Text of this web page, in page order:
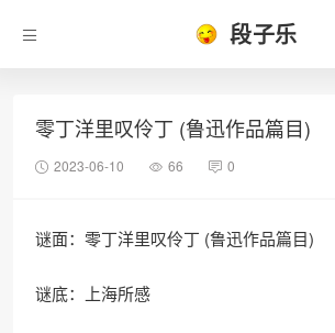
段子乐
零丁洋里叹伶丁 (鲁迅作品篇目)
2023-06-10 66 0
谜面：零丁洋里叹伶丁 (鲁迅作品篇目)
谜底：上海所感